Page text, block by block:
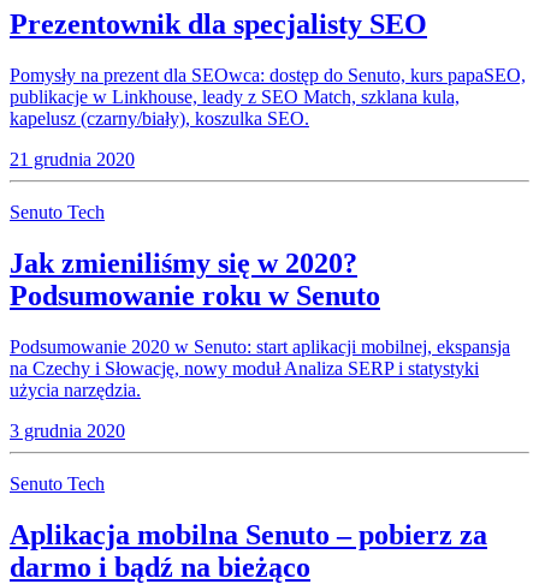
Prezentownik dla specjalisty SEO
Pomysły na prezent dla SEOwca: dostęp do Senuto, kurs papaSEO,
publikacje w Linkhouse, leady z SEO Match, szklana kula,
kapelusz (czarny/biały), koszulka SEO.
21 grudnia 2020
Senuto Tech
Jak zmieniliśmy się w 2020?
Podsumowanie roku w Senuto
Podsumowanie 2020 w Senuto: start aplikacji mobilnej, ekspansja
na Czechy i Słowację, nowy moduł Analiza SERP i statystyki
użycia narzędzia.
3 grudnia 2020
Senuto Tech
Aplikacja mobilna Senuto – pobierz za
darmo i bądź na bieżąco